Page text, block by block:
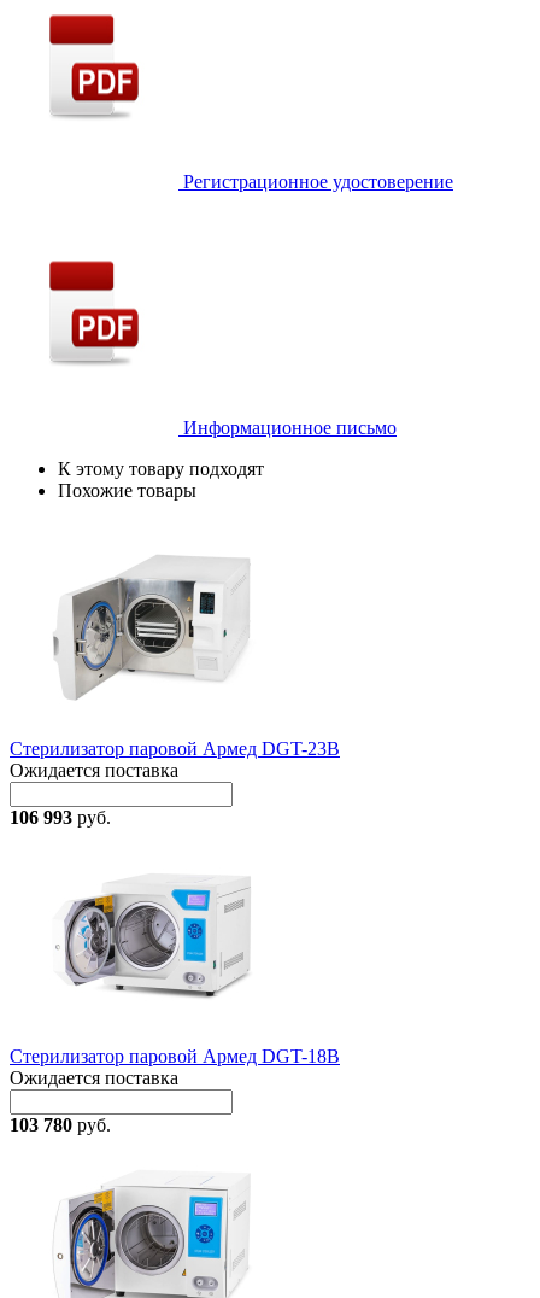
Регистрационное удостоверение
Информационное письмо
К этому товару подходят
Похожие товары
Стерилизатор паровой Армед DGT-23B
Ожидается поставка
106 993 руб.
Стерилизатор паровой Армед DGT-18B
Ожидается поставка
103 780 руб.